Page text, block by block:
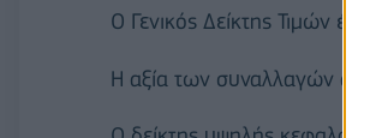
O Γενικός Δείκτης Τιμών
Η αξία των συναλλαγών